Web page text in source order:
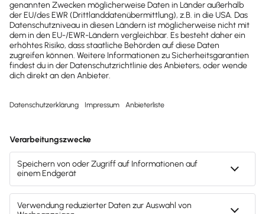
Wir sind Mo-Fr von 8:00 – 18:00 Uhr für
dich da.
lexware-onlineschulungen@haufe-
lexware.com